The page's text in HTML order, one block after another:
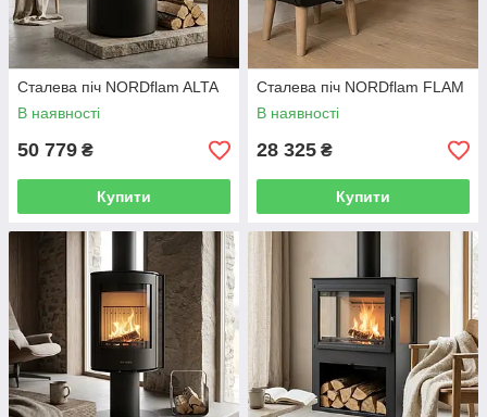
Сталева піч NORDflam ALTA
В наявності
50 779 ₴
Купити
Сталева піч NORDflam FLAM
В наявності
28 325 ₴
Купити